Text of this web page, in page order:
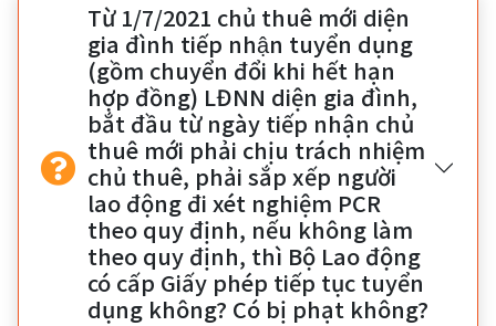
Từ 1/7/2021 chủ thuê mới diện
gia đình tiếp nhận tuyển dụng
(gồm chuyển đổi khi hết hạn
hợp đồng) LĐNN diện gia đình,
bắt đầu từ ngày tiếp nhận chủ
thuê mới phải chịu trách nhiệm
chủ thuê, phải sắp xếp người
lao động đi xét nghiệm PCR
theo quy định, nếu không làm
theo quy định, thì Bộ Lao động
có cấp Giấy phép tiếp tục tuyển
dụng không? Có bị phạt không?